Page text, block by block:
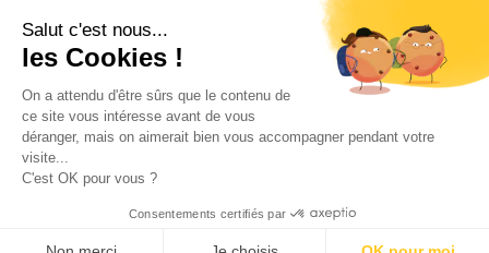
Salut c'est nous...
les Cookies !
On a attendu d'être sûrs que le contenu de
ce site vous intéresse avant de vous
déranger, mais on aimerait bien vous accompagner pendant votre
visite...
C'est OK pour vous ?
Consentements certifiés par